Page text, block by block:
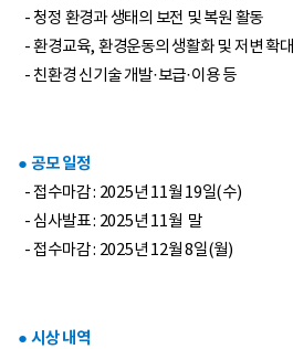
- 청정 환경과 생태의 보전 및 복원 활동
- 환경교육, 환경운동의 생활화 및 저변 확대
- 친환경 신기술 개발·보급·이용 등
● 공모 일정
- 접수마감 : 2025년 11월 19일(수)
- 심사발표 : 2025년 11월 말
- 접수마감 : 2025년 12월 8일(월)
● 시상 내역